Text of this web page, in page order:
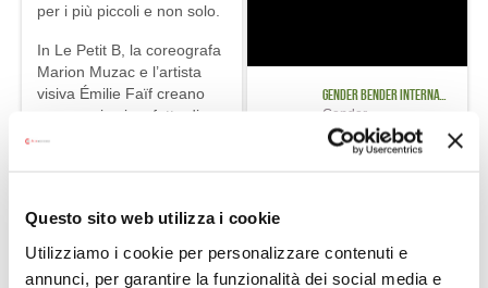
Questo sito web utilizza i cookie
Utilizziamo i cookie per personalizzare contenuti e
annunci, per garantire la funzionalità dei social media e
Gender Bender International Festival
Novembre 5
per i più piccoli e non solo.
In Le Petit B, la coreografa
Marion Muzac e l’artista
visiva Émilie Faïf creano
uno spazio vivo, fatto di
suoni, forme e materiali
PAROLE SUONATE -